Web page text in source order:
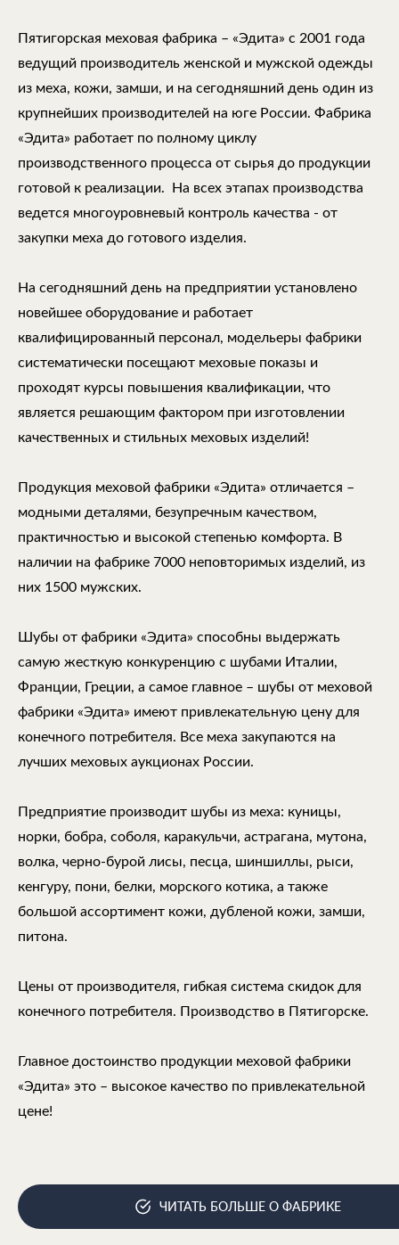
Пятигорская меховая фабрика – «Эдита» с 2001 года
ведущий производитель женской и мужской одежды
из меха, кожи, замши, и на сегодняшний день один из
крупнейших производителей на юге России. Фабрика
«Эдита» работает по полному циклу
производственного процесса от сырья до продукции
готовой к реализации. На всех этапах производства
ведется многоуровневый контроль качества - от
закупки меха до готового изделия.
На сегодняшний день на предприятии установлено
новейшее оборудование и работает
квалифицированный персонал, модельеры фабрики
систематически посещают меховые показы и
проходят курсы повышения квалификации, что
является решающим фактором при изготовлении
качественных и стильных меховых изделий!
Продукция меховой фабрики «Эдита» отличается –
модными деталями, безупречным качеством,
практичностью и высокой степенью комфорта. В
наличии на фабрике 7000 неповторимых изделий, из
них 1500 мужских.
Шубы от фабрики «Эдита» способны выдержать
самую жесткую конкуренцию с шубами Италии,
Франции, Греции, а самое главное – шубы от меховой
фабрики «Эдита» имеют привлекательную цену для
конечного потребителя. Все меха закупаются на
лучших меховых аукционах России.
Предприятие производит шубы из меха: куницы,
норки, бобра, соболя, каракульчи, астрагана, мутона,
волка, черно-бурой лисы, песца, шиншиллы, рыси,
кенгуру, пони, белки, морского котика, а также
большой ассортимент кожи, дубленой кожи, замши,
питона.
Цены от производителя, гибкая система скидок для
конечного потребителя. Производство в Пятигорске.
Главное достоинство продукции меховой фабрики
«Эдита» это – высокое качество по привлекательной
цене!
ЧИТАТЬ БОЛЬШЕ О ФАБРИКЕ